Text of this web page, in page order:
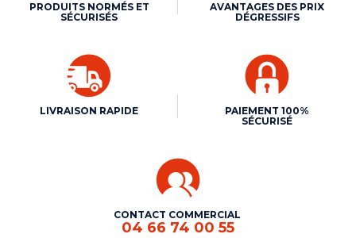
PRODUITS NORMÉS ET
SÉCURISÉS
AVANTAGES DES PRIX
DÉGRESSIFS
LIVRAISON RAPIDE
PAIEMENT 100%
SÉCURISÉ
CONTACT COMMERCIAL
04 66 74 00 55